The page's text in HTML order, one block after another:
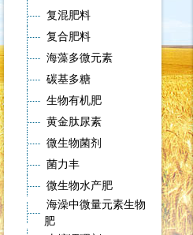
复混肥料
复合肥料
海藻多微元素
碳基多糖
生物有机肥
黄金肽尿素
微生物菌剂
菌力丰
微生物水产肥
海澡中微量元素生物
肥